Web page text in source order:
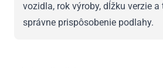
vozidla, rok výroby, dĺžku verzie a
správne prispôsobenie podlahy.